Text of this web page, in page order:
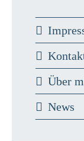
Über
News